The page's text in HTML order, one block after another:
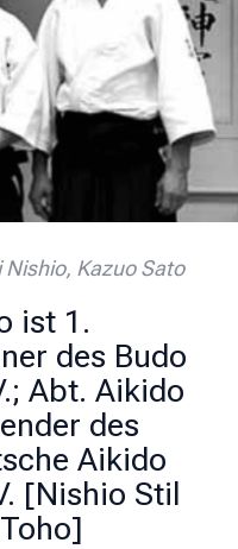
Kazuo Sato
ist 1.
des Budo
Abt. Aikido
des
Aikido
[Nishio Stil